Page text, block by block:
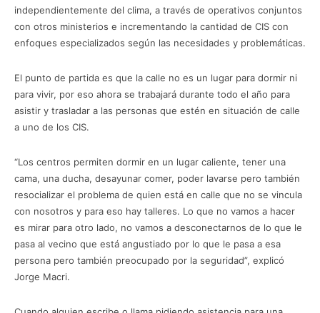
independientemente del clima, a través de operativos conjuntos
con otros ministerios e incrementando la cantidad de CIS con
enfoques especializados según las necesidades y problemáticas.
El punto de partida es que la calle no es un lugar para dormir ni
para vivir, por eso ahora se trabajará durante todo el año para
asistir y trasladar a las personas que estén en situación de calle
a uno de los CIS.
“Los centros permiten dormir en un lugar caliente, tener una
cama, una ducha, desayunar comer, poder lavarse pero también
resocializar el problema de quien está en calle que no se vincula
con nosotros y para eso hay talleres. Lo que no vamos a hacer
es mirar para otro lado, no vamos a desconectarnos de lo que le
pasa al vecino que está angustiado por lo que le pasa a esa
persona pero también preocupado por la seguridad”, explicó
Jorge Macri.